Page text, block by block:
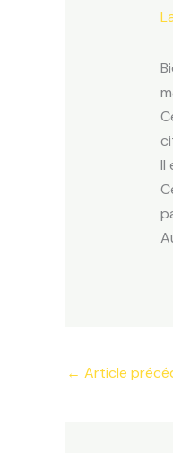
Il
← Article